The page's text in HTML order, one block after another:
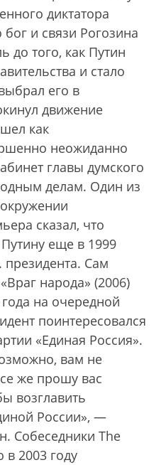
диктатора
и связи Рогозина
до того, как Путин
и стало
его в
движение
как
неожиданно
главы думского
делам. Один из
сказал, что
еще в 1999
президента. Сам
народа» (2006)
на очередной
поинтересовался
«Единая Россия».
вам не
же прошу вас
возглавить
России», —
Собеседники The
в 2003 году